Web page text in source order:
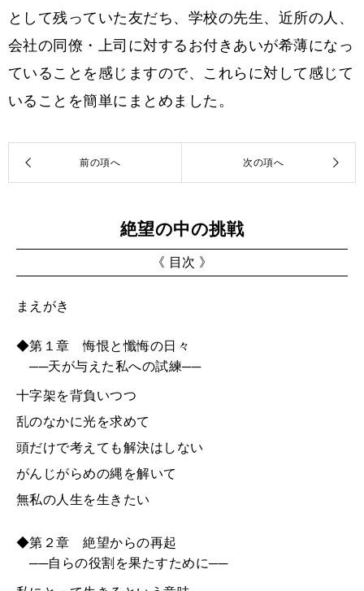
として残っていた友だち、学校の先生、近所の人、
会社の同僚・上司に対するお付きあいが希薄になっ
ていることを感じますので、これらに対して感じて
いることを簡単にまとめました。
絶望の中の挑戦
《 目次 》
まえがき
◆第１章 悔恨と懺悔の日々
──天が与えた私への試練──
十字架を背負いつつ
乱のなかに光を求めて
頭だけで考えても解決はしない
がんじがらめの縄を解いて
無私の人生を生きたい
◆第２章 絶望からの再起
──自らの役割を果たすために──